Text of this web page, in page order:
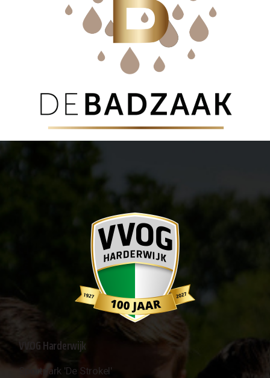
VVOG Harderwijk
Sportpark 'De Strokel'